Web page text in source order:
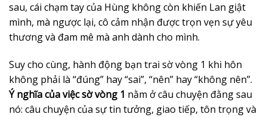
sau, cái chạm tay của Hùng không còn khiến Lan giật
mình, mà ngược lại, cô cảm nhận được trọn vẹn sự yêu
thương và đam mê mà anh dành cho mình.
Suy cho cùng, hành động bạn trai sờ vòng 1 khi hôn
không phải là “đúng” hay “sai”, “nên” hay “không nên”.
Ý nghĩa của việc sờ vòng 1 nằm ở câu chuyện đằng sau
nó: câu chuyện của sự tin tưởng, giao tiếp, tôn trọng và